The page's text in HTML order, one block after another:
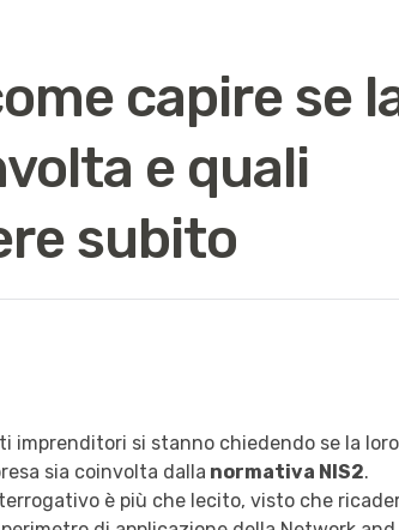
capire se
e quali
subito
imprenditori si stanno chiedendo se la loro
sia coinvolta dalla normativa NIS2.
è più che lecito, visto che